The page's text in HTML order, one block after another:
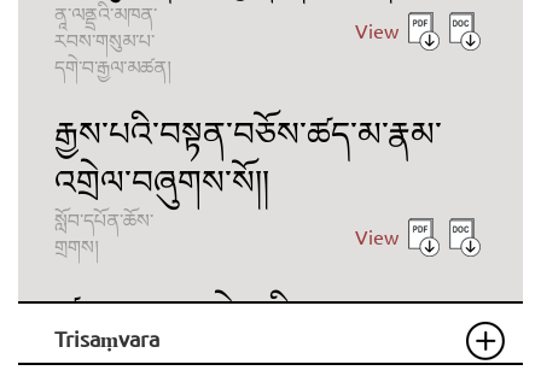
ནཱ་ལནྡྲའི་མཁན་
རབས་གསུམ་པ་
དགེ་བ་རྒྱལ་མཚན།
View
རྒྱས་པའི་བསྟན་བཅོས་ཚད་མ་རྣམ་
འགྲེལ་བཞུགས་སོ།།
སློབ་དཔོན་ཆོས་
གྲགས།
View
ཚད་མ་རྣམ་འགྲེལ་གྱི་རྣམ་བཤད་
རིགས་པའི་འདོད་འཇོ་ཞེས་བྱ་བ་
Trisaṃvara